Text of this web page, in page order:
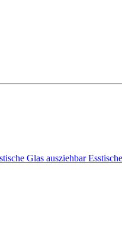
Glas ausziehbar